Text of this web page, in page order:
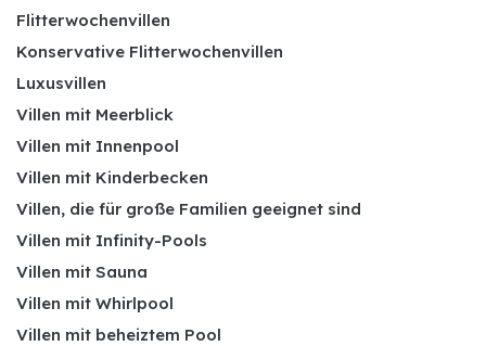
Flitterwochenvillen
Konservative Flitterwochenvillen
Luxusvillen
Villen mit Meerblick
Villen mit Innenpool
Villen mit Kinderbecken
Villen, die für große Familien geeignet sind
Villen mit Infinity-Pools
Villen mit Sauna
Villen mit Whirlpool
Villen mit beheiztem Pool